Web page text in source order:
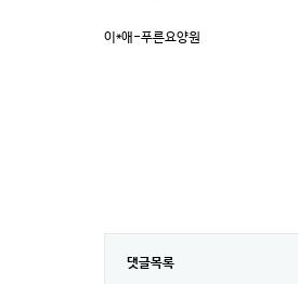
이*애-푸른요양원
댓글목록